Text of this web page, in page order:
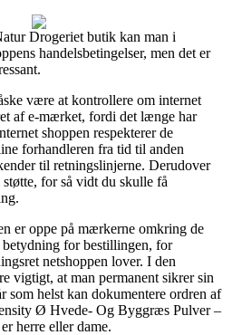
Drogeriet butik kan man i
handelsbetingelser, men det er
være at kontrollere om internet
af e-mærket, fordi det længe har
shoppen respekterer de
forhandleren fra tid til anden
til retningslinjerne. Derudover
for så vidt du skulle få
er oppe på mærkerne omkring de
betydning for bestillingen, for
netshoppen lover. I den
vigtigt, at man permanent sikrer sin
som helst kan dokumentere ordren af
Ø Hvede- Og Byggræs Pulver –
herre eller dame.